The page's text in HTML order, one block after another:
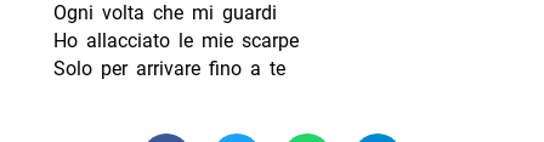
Ogni volta che mi guardi
Ho allacciato le mie scarpe
Solo per arrivare fino a te